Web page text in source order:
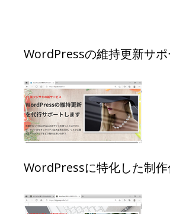
WordPressの維持更新サ
WordPressに特化した制